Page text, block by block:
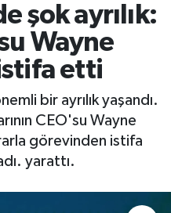
şok ayrılık:
Wayne
etti
bir ayrılık yaşandı.
CEO'su Wayne
görevinden istifa
yarattı.